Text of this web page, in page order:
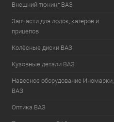
Внешний тюнинг ВАЗ
Запчасти для лодок, катеров и
прицепов
Колёсные диски ВАЗ
Кузовные детали ВАЗ
Навесное оборудование Иномарки,
ВАЗ
Оптика ВАЗ